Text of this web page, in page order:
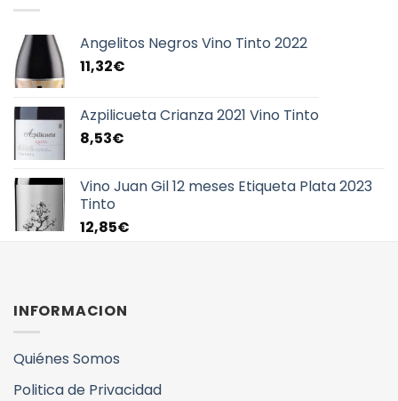
Angelitos Negros Vino Tinto 2022
11,32€
Azpilicueta Crianza 2021 Vino Tinto
8,53€
Vino Juan Gil 12 meses Etiqueta Plata 2023
Tinto
12,85€
INFORMACION
Quiénes Somos
Politica de Privacidad